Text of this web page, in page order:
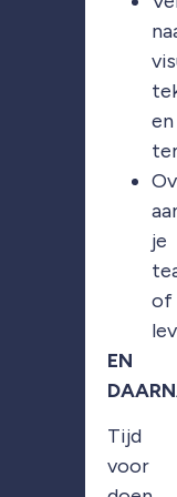
en
je
of
EN
Tijd
voor